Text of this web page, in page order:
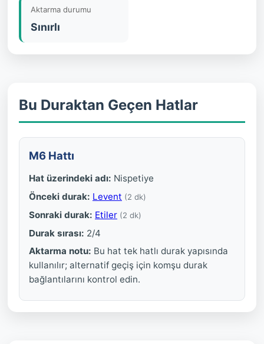
Aktarma durumu
Sınırlı
Bu Duraktan Geçen Hatlar
M6 Hattı
Hat üzerindeki adı: Nispetiye
Önceki durak: Levent (2 dk)
Sonraki durak: Etiler (2 dk)
Durak sırası: 2/4
Aktarma notu: Bu hat tek hatlı durak yapısında
kullanılır; alternatif geçiş için komşu durak
bağlantılarını kontrol edin.